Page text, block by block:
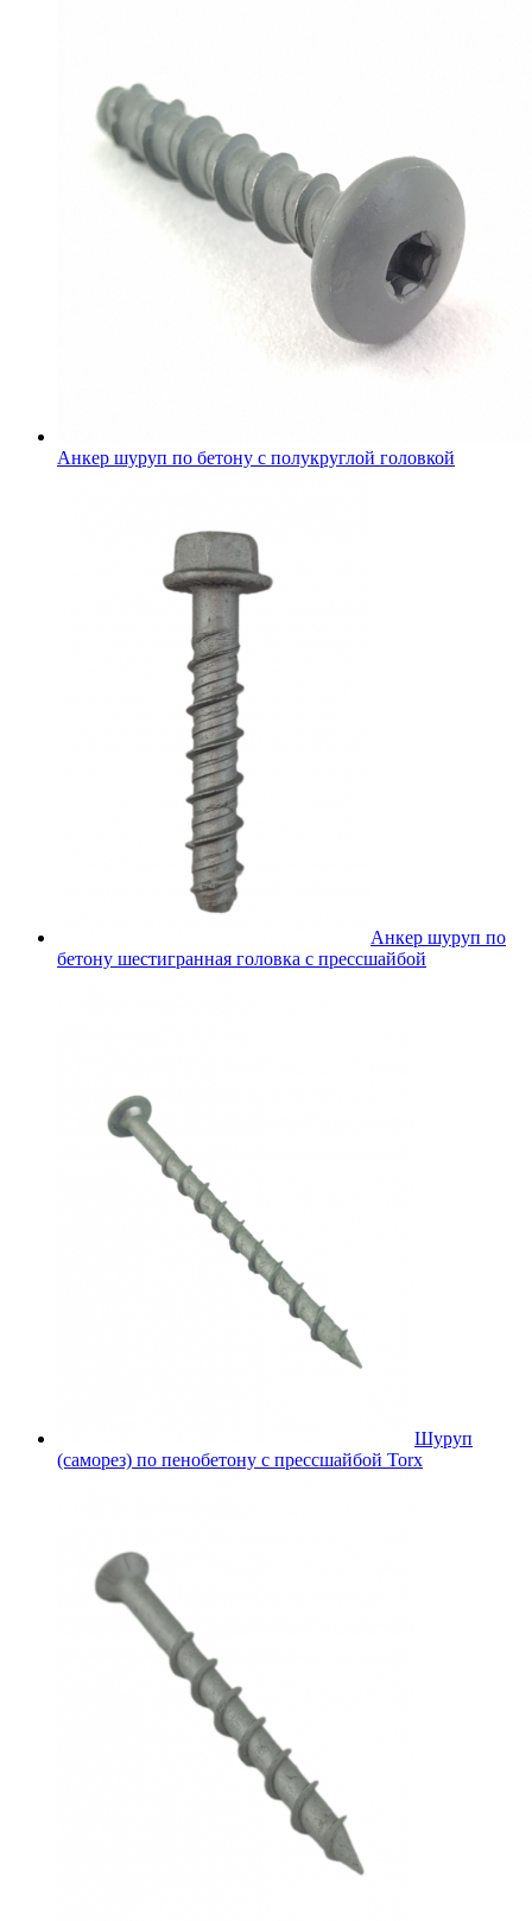
Анкер шуруп по бетону с полукруглой головкой
Анкер шуруп по
бетону шестигранная головка с прессшайбой
Шуруп
(саморез) по пенобетону с прессшайбой Torx